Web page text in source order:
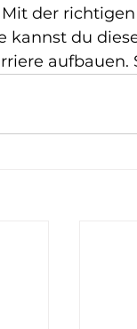
der
kannst du